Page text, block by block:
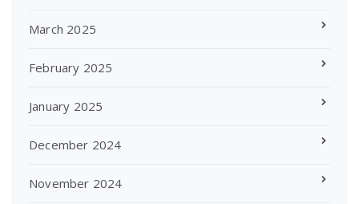
March 2025
February 2025
January 2025
December 2024
November 2024